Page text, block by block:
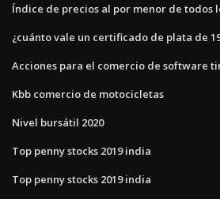
Índice de precios al por menor de todos
¿cuánto vale un certificado de plata de
Acciones para el comercio de software
Kbb comercio de motocicletas
Nivel bursátil 2020
Top penny stocks 2019 india
Top penny stocks 2019 india